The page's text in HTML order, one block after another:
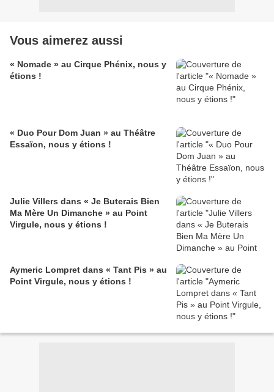
Vous aimerez aussi
« Nomade » au Cirque Phénix, nous y
étions !
« Duo Pour Dom Juan » au Théâtre
Essaïon, nous y étions !
Julie Villers dans « Je Buterais Bien
Ma Mère Un Dimanche » au Point
Virgule, nous y étions !
Aymeric Lompret dans « Tant Pis » au
Point Virgule, nous y étions !